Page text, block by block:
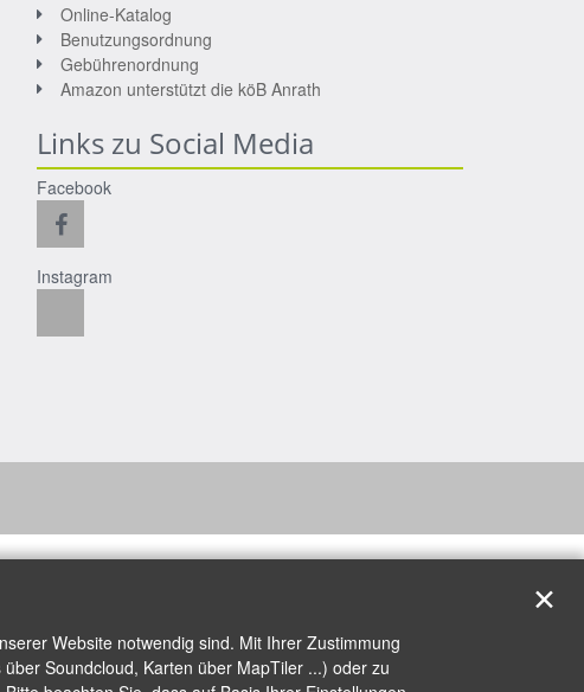
Online-Katalog
Benutzungsordnung
Gebührenordnung
Amazon unterstützt die köB Anrath
Links zu Social Media
Facebook
Instagram
Website notwendig sind. Mit Ihrer Zustimmung
Soundcloud, Karten über MapTiler ...) oder zu
✕